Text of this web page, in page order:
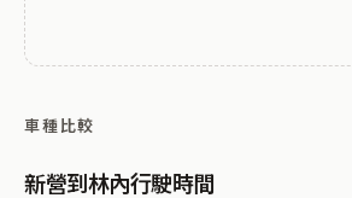
車種比較
新營到林內行駛時間